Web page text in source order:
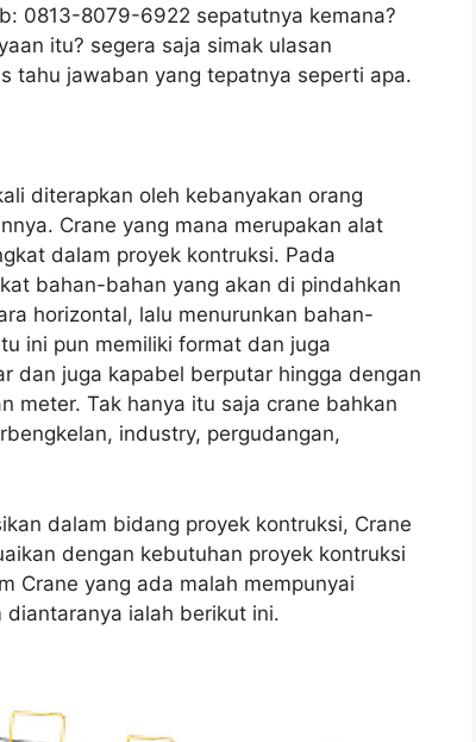
0813-8079-6922 sepatutnya kemana?
itu? segera saja simak ulasan
tahu jawaban yang tepatnya seperti apa.
diterapkan oleh kebanyakan orang
Crane yang mana merupakan alat
dalam proyek kontruksi. Pada
bahan-bahan yang akan di pindahkan
horizontal, lalu menurunkan bahan-
ini pun memiliki format dan juga
dan juga kapabel berputar hingga dengan
meter. Tak hanya itu saja crane bahkan
industry, pergudangan,
dalam bidang proyek kontruksi, Crane
dengan kebutuhan proyek kontruksi
Crane yang ada malah mempunyai
ialah berikut ini.